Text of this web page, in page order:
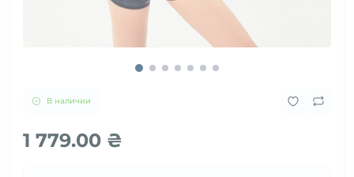
В наличии
1 779.00 ₴